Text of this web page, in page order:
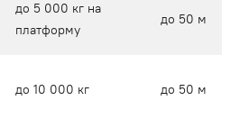
до 5 000 кг на
платформу
до 50 м
до 10 000 кг до 50 м